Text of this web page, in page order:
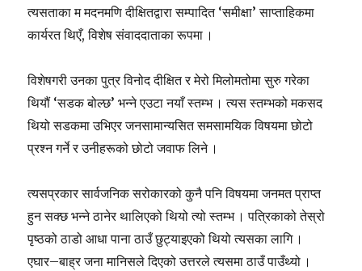
त्यसताका म मदनमणि दीक्षितद्वारा सम्पादित ‘समीक्षा’ साप्ताहिकमा
कार्यरत थिएँ, विशेष संवाददाताका रूपमा ।
विशेषगरी उनका पुत्र विनोद दीक्षित र मेरो मिलोमतोमा सुरु गरेका
थियौं ‘सडक बोल्छ’ भन्ने एउटा नयाँ स्तम्भ । त्यस स्तम्भको मकसद
थियो सडकमा उभिएर जनसामान्यसित समसामयिक विषयमा छोटो
प्रश्न गर्ने र उनीहरूको छोटो जवाफ लिने ।
त्यसप्रकार सार्वजनिक सरोकारको कुनै पनि विषयमा जनमत प्राप्त
हुन सक्छ भन्ने ठानेर थालिएको थियो त्यो स्तम्भ । पत्रिकाको तेस्रो
पृष्ठको ठाडो आधा पाना ठाउँ छुट्याइएको थियो त्यसका लागि ।
एघार–बाह्र जना मानिसले दिएको उत्तरले त्यसमा ठाउँ पाउँथ्यो ।